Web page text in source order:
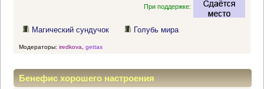
При поддержке:
Магический сундучок Голубь мира
Модераторы: iredkova gettas
Бенефис хорошего настроения